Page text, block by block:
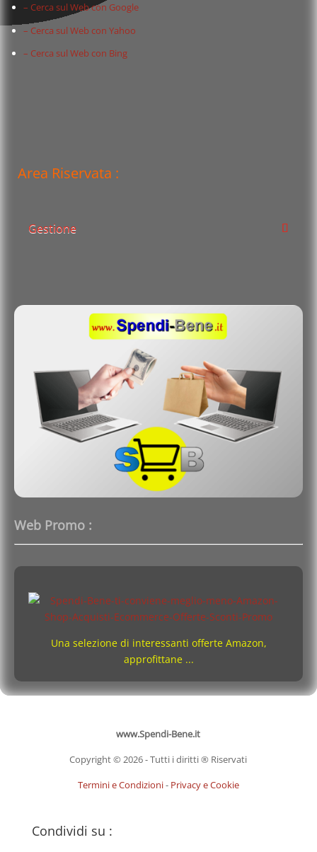
– Cerca sul Web con Google
– Cerca sul Web con Yahoo
– Cerca sul Web con Bing
Area Riservata :
Gestione
Web Promo :
Una selezione di interessanti offerte Amazon,
approfittane ...
www.Spendi-Bene.it
Copyright © 2026 - Tutti i diritti ® Riservati
Termini e Condizioni- Privacy e Cookie
Condividi su :